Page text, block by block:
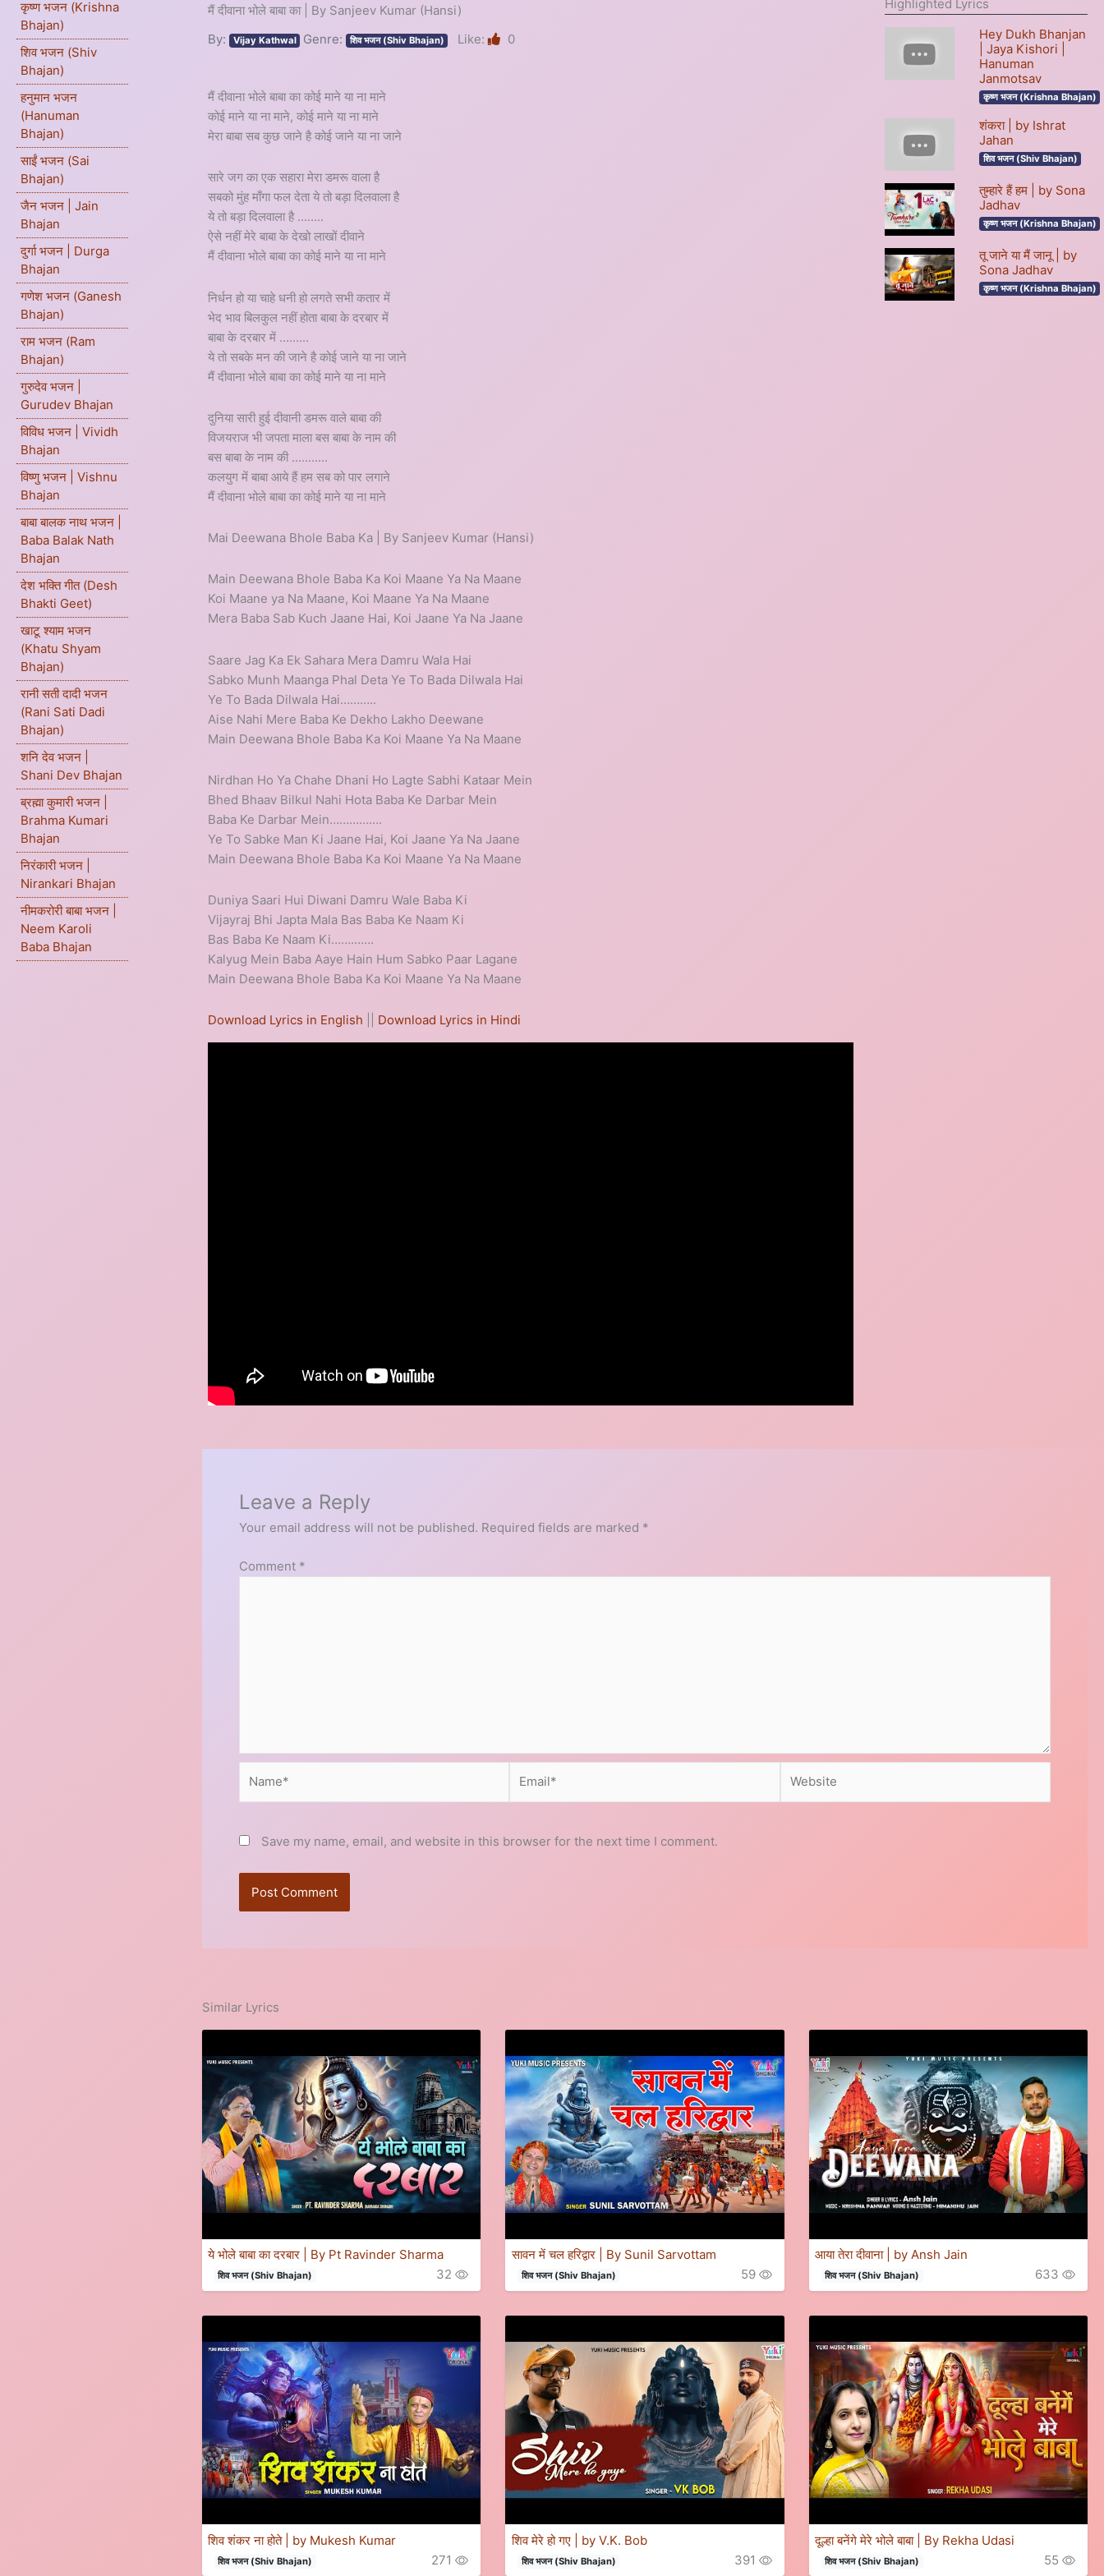
कृष्ण भजन (Krishna
Bhajan)
शिव भजन (Shiv
Bhajan)
हनुमान भजन
(Hanuman
Bhajan)
साईं भजन (Sai
Bhajan)
जैन भजन | Jain
Bhajan
दुर्गा भजन | Durga
Bhajan
गणेश भजन (Ganesh
Bhajan)
राम भजन (Ram
Bhajan)
गुरुदेव भजन |
Gurudev Bhajan
विविध भजन | Vividh
Bhajan
विष्णु भजन | Vishnu
Bhajan
बाबा बालक नाथ भजन |
Baba Balak Nath
Bhajan
देश भक्ति गीत (Desh
Bhakti Geet)
खाटू श्याम भजन
(Khatu Shyam
Bhajan)
रानी सती दादी भजन
(Rani Sati Dadi
Bhajan)
शनि देव भजन |
Shani Dev Bhajan
ब्रह्मा कुमारी भजन |
Brahma Kumari
Bhajan
निरंकारी भजन |
Nirankari Bhajan
नीमकरोरी बाबा भजन |
Neem Karoli
Baba Bhajan
मैं दीवाना भोले बाबा का | By Sanjeev Kumar (Hansi)
By: Vijay Kathwal Genre: शिव भजन (Shiv Bhajan) Like: 0
मैं दीवाना भोले बाबा का कोई माने या ना माने
कोई माने या ना माने, कोई माने या ना माने
मेरा बाबा सब कुछ जाने है कोई जाने या ना जाने
सारे जग का एक सहारा मेरा डमरू वाला है
सबको मुंह माँगा फल देता ये तो बड़ा दिलवाला है
ये तो बड़ा दिलवाला है ........
ऐसे नहीं मेरे बाबा के देखो लाखों दीवाने
मैं दीवाना भोले बाबा का कोई माने या ना माने
निर्धन हो या चाहे धनी हो लगते सभी कतार में
भेद भाव बिलकुल नहीं होता बाबा के दरबार में
बाबा के दरबार में .........
ये तो सबके मन की जाने है कोई जाने या ना जाने
मैं दीवाना भोले बाबा का कोई माने या ना माने
दुनिया सारी हुई दीवानी डमरू वाले बाबा की
विजयराज भी जपता माला बस बाबा के नाम की
बस बाबा के नाम की ...........
कलयुग में बाबा आये हैं हम सब को पार लगाने
मैं दीवाना भोले बाबा का कोई माने या ना माने
Mai Deewana Bhole Baba Ka | By Sanjeev Kumar (Hansi)
Main Deewana Bhole Baba Ka Koi Maane Ya Na Maane
Koi Maane ya Na Maane, Koi Maane Ya Na Maane
Mera Baba Sab Kuch Jaane Hai, Koi Jaane Ya Na Jaane
Saare Jag Ka Ek Sahara Mera Damru Wala Hai
Sabko Munh Maanga Phal Deta Ye To Bada Dilwala Hai
Ye To Bada Dilwala Hai………..
Aise Nahi Mere Baba Ke Dekho Lakho Deewane
Main Deewana Bhole Baba Ka Koi Maane Ya Na Maane
Nirdhan Ho Ya Chahe Dhani Ho Lagte Sabhi Kataar Mein
Bhed Bhaav Bilkul Nahi Hota Baba Ke Darbar Mein
Baba Ke Darbar Mein…………….
Ye To Sabke Man Ki Jaane Hai, Koi Jaane Ya Na Jaane
Main Deewana Bhole Baba Ka Koi Maane Ya Na Maane
Duniya Saari Hui Diwani Damru Wale Baba Ki
Vijayraj Bhi Japta Mala Bas Baba Ke Naam Ki
Bas Baba Ke Naam Ki………….
Kalyug Mein Baba Aaye Hain Hum Sabko Paar Lagane
Main Deewana Bhole Baba Ka Koi Maane Ya Na Maane
Download Lyrics in English Download Lyrics in Hindi
Highlighted Lyrics
Hey Dukh Bhanjan
| Jaya Kishori |
Hanuman
Janmotsav
कृष्ण भजन (Krishna Bhajan)
शंकरा | by Ishrat
Jahan
शिव भजन (Shiv Bhajan)
तुम्हारे हैं हम | by Sona
Jadhav
कृष्ण भजन (Krishna Bhajan)
तू जाने या मैं जानू | by
Sona Jadhav
कृष्ण भजन (Krishna Bhajan)
Leave a Reply
Your email address will not be published. Required fields are marked *
Comment *
Save my name, email, and website in this browser for the next time I comment.
Similar Lyrics
ये भोले बाबा का दरबार | By Pt Ravinder Sharma
शिव भजन (Shiv Bhajan) 32
सावन में चल हरिद्वार | By Sunil Sarvottam
शिव भजन (Shiv Bhajan) 59
आया तेरा दीवाना | by Ansh Jain
शिव भजन (Shiv Bhajan) 633
शिव शंकर ना होते | by Mukesh Kumar
शिव भजन (Shiv Bhajan) 271
शिव मेरे हो गए | by V.K. Bob
शिव भजन (Shiv Bhajan) 391
दूल्हा बनेंगे मेरे भोले बाबा | By Rekha Udasi
शिव भजन (Shiv Bhajan) 55